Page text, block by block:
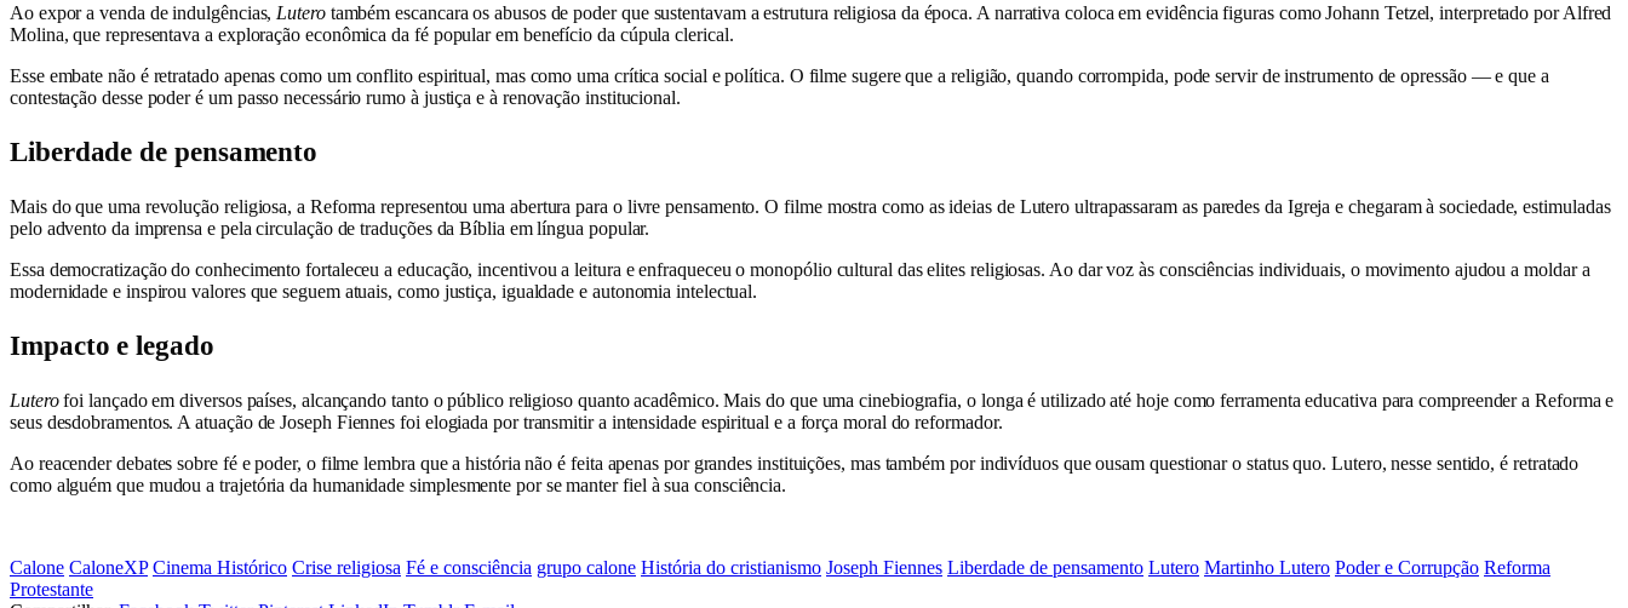
Ao expor a venda de indulgências, Luterotambém escancara os abusos de poder que sustentavam a estrutura religiosa da época. A narrativa coloca em evidência figuras como Johann Tetzel, interpretado por Alfred
Molina, que representava a exploração econômica da fé popular em benefício da cúpula clerical.
Esse embate não é retratado apenas como um conflito espiritual, mas como uma crítica social e política. O filme sugere que a religião, quando corrompida, pode servir de instrumento de opressão — e que a
contestação desse poder é um passo necessário rumo à justiça e à renovação institucional.
Liberdade de pensamento
Mais do que uma revolução religiosa, a Reforma representou uma abertura para o livre pensamento. O filme mostra como as ideias de Lutero ultrapassaram as paredes da Igreja e chegaram à sociedade, estimuladas
pelo advento da imprensa e pela circulação de traduções da Bíblia em língua popular.
Essa democratização do conhecimento fortaleceu a educação, incentivou a leitura e enfraqueceu o monopólio cultural das elites religiosas. Ao dar voz às consciências individuais, o movimento ajudou a moldar a
modernidade e inspirou valores que seguem atuais, como justiça, igualdade e autonomia intelectual.
Impacto e legado
Luterofoi lançado em diversos países, alcançando tanto o público religioso quanto acadêmico. Mais do que uma cinebiografia, o longa é utilizado até hoje como ferramenta educativa para compreender a Reforma e
seus desdobramentos. A atuação de Joseph Fiennes foi elogiada por transmitir a intensidade espiritual e a força moral do reformador.
Ao reacender debates sobre fé e poder, o filme lembra que a história não é feita apenas por grandes instituições, mas também por indivíduos que ousam questionar o status quo. Lutero, nesse sentido, é retratado
como alguém que mudou a trajetória da humanidade simplesmente por se manter fiel à sua consciência.
Calone CaloneXP Cinema Histórico Crise religiosa Fé e consciência grupo calone História do cristianismo Joseph Fiennes Liberdade de pensamento Lutero Martinho Lutero Poder e Corrupção Reforma
Protestante